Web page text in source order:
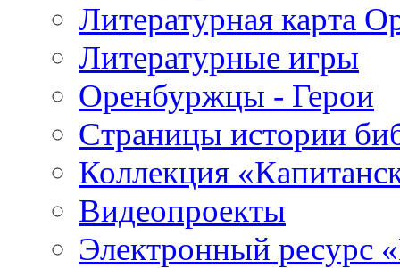
Литературная карта
Литературные игры
Оренбуржцы - Герои
Страницы истории
Коллекция
Видеопроекты
Электронный ресурс